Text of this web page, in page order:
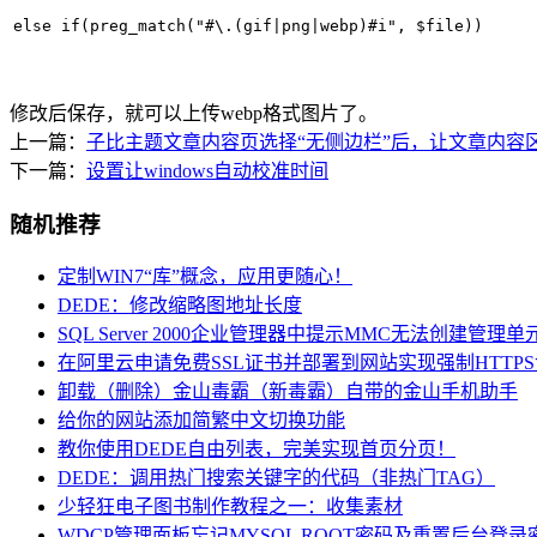
else if(preg_match("#\.(gif|png|webp)#i", $file))
修改后保存，就可以上传webp格式图片了。
上一篇： 子比主题文章内容页选择“无侧边栏”后，让文章内容
下一篇： 设置让windows自动校准时间
随机推荐
定制WIN7“库”概念，应用更随心！
DEDE：修改缩略图地址长度
SQL Server 2000企业管理器中提示MMC无法创建管理单
在阿里云申请免费SSL证书并部署到网站实现强制
卸载（删除）金山毒霸（新毒霸）自带的金山手机助手
给你的网站添加简繁中文切换功能
教你使用DEDE自由列表，完美实现首页分页！
DEDE：调用热门搜索关键字的代码（非热门TAG）
少轻狂电子图书制作教程之一：收集素材